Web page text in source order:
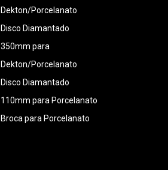
Dekton/Porcelanato
Disco Diamantado
350mm para
Dekton/Porcelanato
Disco Diamantado
110mm para Porcelanato
Broca para Porcelanato